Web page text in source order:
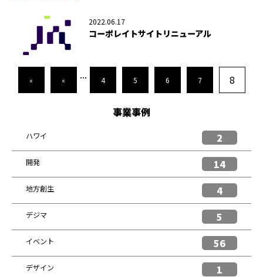
2022.06.17
コーポレイトサイトリニューアル
« « ... 4 5 6 7 8
事業事例
ハワイ 2
開発 14
地方創生 4
デジマ 5
イベント 56
デザイン 1